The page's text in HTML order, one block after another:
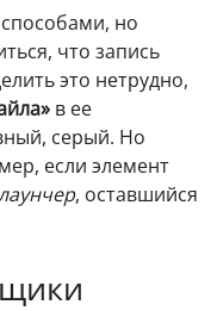
но
что запись
это нетрудно,
в ее
серый. Но
если элемент
, оставшийся